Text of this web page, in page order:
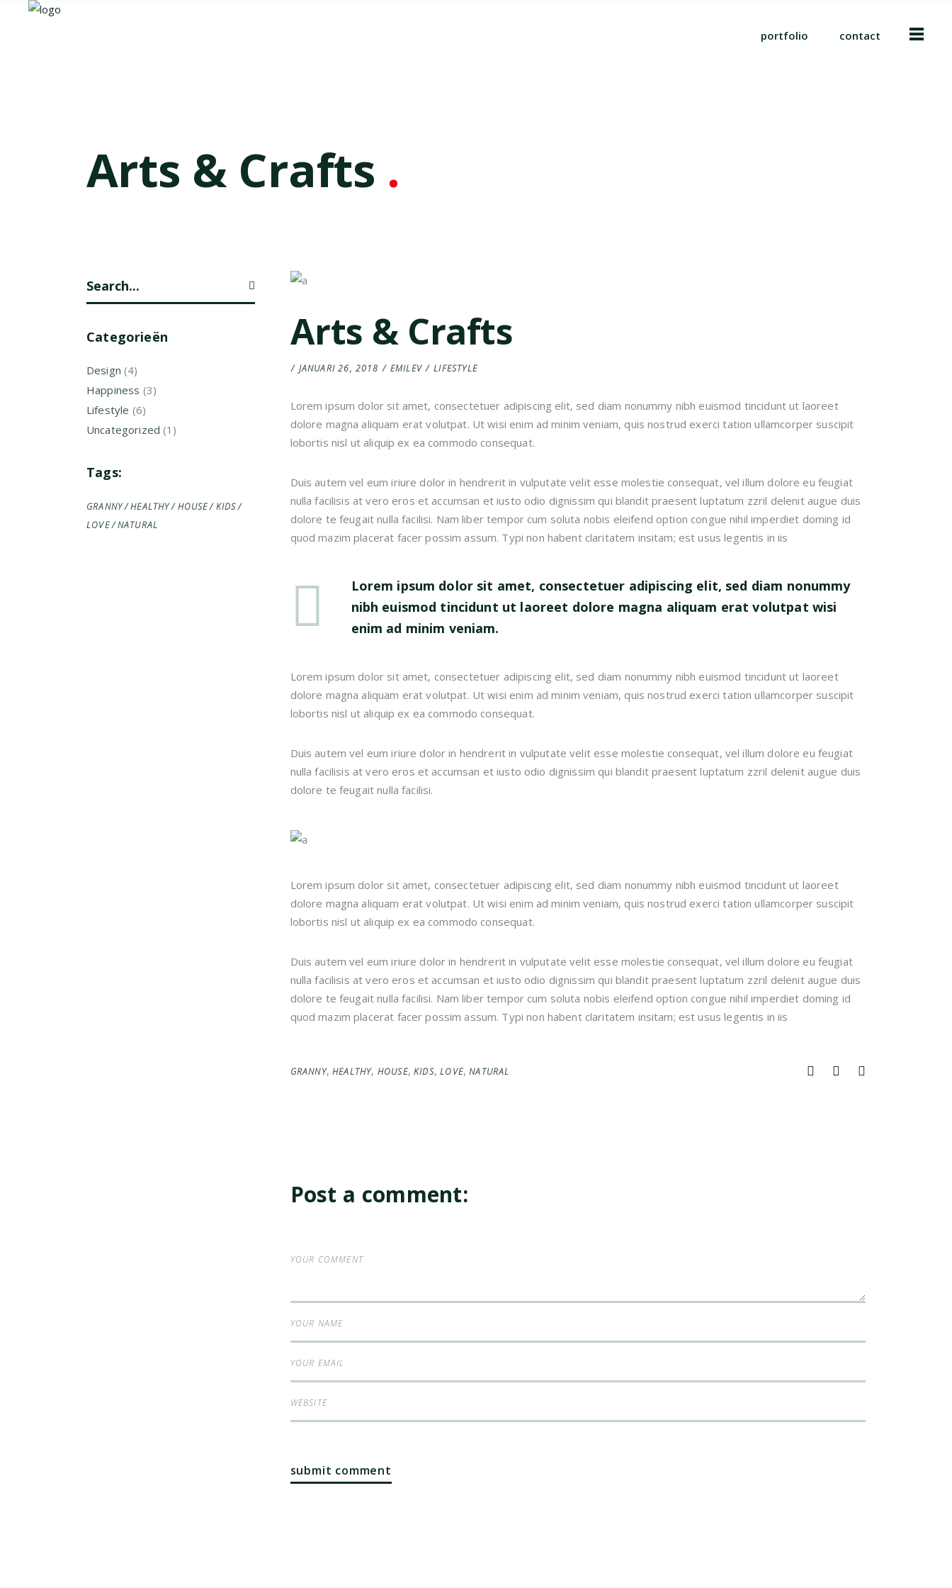
portfolio contact
Arts & Crafts .
Arts & Crafts
JANUARI 26, 2018 EMILEV LIFESTYLE
Lorem ipsum dolor sit amet, consectetuer adipiscing elit, sed diam nonummy nibh euismod tincidunt ut laoreet
dolore magna aliquam erat volutpat. Ut wisi enim ad minim veniam, quis nostrud exerci tation ullamcorper suscipit
lobortis nisl ut aliquip ex ea commodo consequat.
Duis autem vel eum iriure dolor in hendrerit in vulputate velit esse molestie consequat, vel illum dolore eu feugiat
nulla facilisis at vero eros et accumsan et iusto odio dignissim qui blandit praesent luptatum zzril delenit augue duis
dolore te feugait nulla facilisi. Nam liber tempor cum soluta nobis eleifend option congue nihil imperdiet doming id
quod mazim placerat facer possim assum. Typi non habent claritatem insitam; est usus legentis in iis
Lorem ipsum dolor sit amet, consectetuer adipiscing elit, sed diam nonummy
nibh euismod tincidunt ut laoreet dolore magna aliquam erat volutpat wisi
enim ad minim veniam.
Lorem ipsum dolor sit amet, consectetuer adipiscing elit, sed diam nonummy nibh euismod tincidunt ut laoreet
dolore magna aliquam erat volutpat. Ut wisi enim ad minim veniam, quis nostrud exerci tation ullamcorper suscipit
lobortis nisl ut aliquip ex ea commodo consequat.
Duis autem vel eum iriure dolor in hendrerit in vulputate velit esse molestie consequat, vel illum dolore eu feugiat
nulla facilisis at vero eros et accumsan et iusto odio dignissim qui blandit praesent luptatum zzril delenit augue duis
dolore te feugait nulla facilisi.
Lorem ipsum dolor sit amet, consectetuer adipiscing elit, sed diam nonummy nibh euismod tincidunt ut laoreet
dolore magna aliquam erat volutpat. Ut wisi enim ad minim veniam, quis nostrud exerci tation ullamcorper suscipit
lobortis nisl ut aliquip ex ea commodo consequat.
Duis autem vel eum iriure dolor in hendrerit in vulputate velit esse molestie consequat, vel illum dolore eu feugiat
nulla facilisis at vero eros et accumsan et iusto odio dignissim qui blandit praesent luptatum zzril delenit augue duis
dolore te feugait nulla facilisi. Nam liber tempor cum soluta nobis eleifend option congue nihil imperdiet doming id
quod mazim placerat facer possim assum. Typi non habent claritatem insitam; est usus legentis in iis
GRANNY,HEALTHY, HOUSE,KIDS,LOVE,NATURAL
Post a comment:
Search
Categorieën
Design (4)
Happiness (3)
Lifestyle (6)
Uncategorized (1)
Tags:
GRANNY HEALTHY HOUSE
KIDS
LOVE
NATURAL